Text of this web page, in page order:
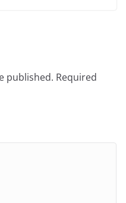
published. Required